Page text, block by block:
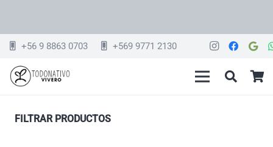
+56 9 8863 0703 +569 9771 2130
FILTRAR PRODUCTOS